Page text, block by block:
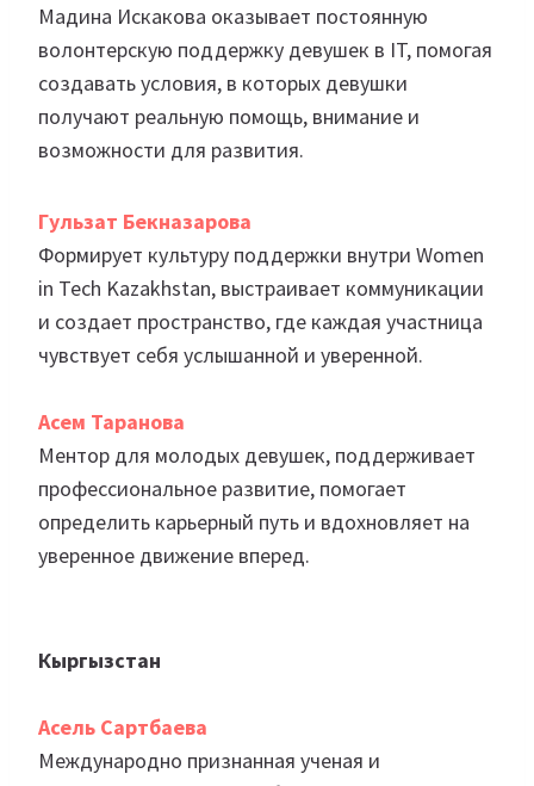
Мадина Искакова оказывает постоянную
волонтерскую поддержку девушек в IT, помогая
создавать условия, в которых девушки
получают реальную помощь, внимание и
возможности для развития.
Гульзат Бекназарова
Формирует культуру поддержки внутри Women
in Tech Kazakhstan, выстраивает коммуникации
и создает пространство, где каждая участница
чувствует себя услышанной и уверенной.
Асем Таранова
Ментор для молодых девушек, поддерживает
профессиональное развитие, помогает
определить карьерный путь и вдохновляет на
уверенное движение вперед.
Кыргызстан
Асель Сартбаева
Международно признанная ученая и